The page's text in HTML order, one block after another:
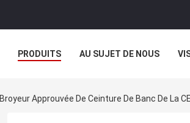
PRODUITS AU SUJET DE NOUS
Broyeur Approuvée De Ceinture De Banc De La